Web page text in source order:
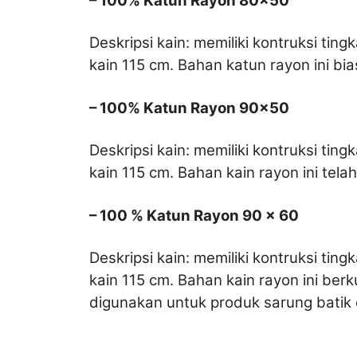
Deskripsi kain: memiliki kontruksi
kain 115 cm. Bahan katun rayon ini
– 100% Katun Rayon 90×50
Deskripsi kain: memiliki kontruksi
kain 115 cm. Bahan kain rayon ini
– 100 % Katun Rayon 90 x 60
Deskripsi kain: memiliki kontruksi
kain 115 cm. Bahan kain rayon ini
digunakan untuk produk sarung